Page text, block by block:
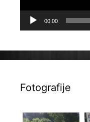
00:00
Fotografije